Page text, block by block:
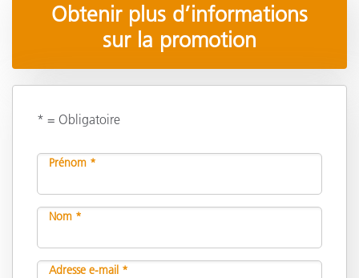
Obtenir plus d’informations
sur la promotion
* = Obligatoire
Prénom *
Nom *
Adresse e-mail *